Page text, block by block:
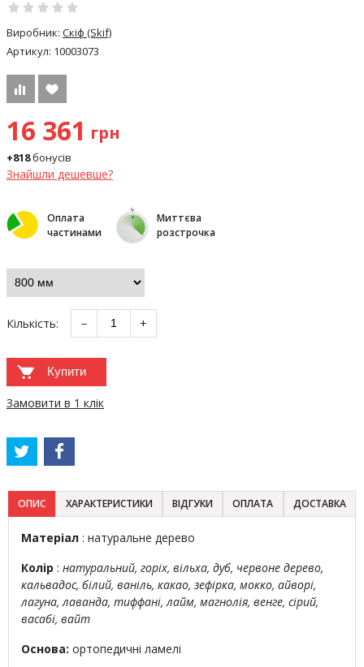
Виробник: Скіф (Skif)
Артикул: 10003073
16 361 грн
+818бонусів
Знайшли дешевше?
Оплата
частинами
Миттєва
розстрочка
Кількість: − +
Купити
Замовити в 1 клік
ОПИС ХАРАКТЕРИСТИКИ ВІДГУКИ ОПЛАТА ДОСТАВКА
Матеріал : натуральне дерево
Колір : натуральний, горіх, вільха, дуб, червоне дерево,
кальвадос, білий, ваніль, какао, зефірка, мокко, айворі,
лагуна, лаванда, тиффані, лайм, магнолія, венге, сірий,
васабі, вайт
Основа: ортопедичні ламелі